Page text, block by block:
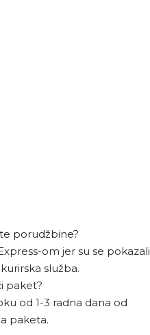
porudžbine?
om jer su se pokazali
služba.
paket?
od 1-3 radna dana od
paketa.